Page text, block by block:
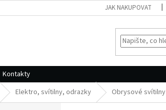
JAK NAKUPOVAT
Kontakty
Elektro, svítilny, odrazky Obrysové svítilny